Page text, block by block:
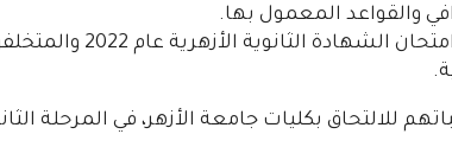
والقواعد المعمول بها.
الطلاب الناجحون في امتحان
للالتحاق بكليات جامعة الأزهر، في المرحلة